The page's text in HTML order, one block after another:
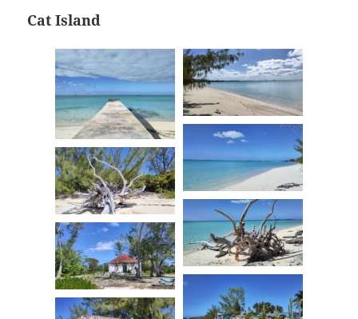
Cat Island